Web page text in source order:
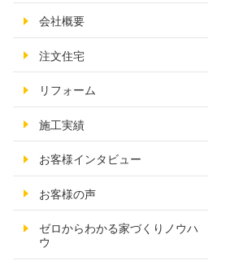
会社概要
注文住宅
リフォーム
施工実績
お客様インタビュー
お客様の声
ゼロからわかる家づくりノウハ
ウ